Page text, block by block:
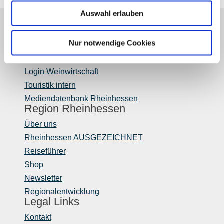
Auswahl erlauben
Nur notwendige Cookies
Partner
Fachhandel
Login Weinwirtschaft
Touristik intern
Mediendatenbank Rheinhessen
Region Rheinhessen
Über uns
Rheinhessen AUSGEZEICHNET
Reiseführer
Shop
Newsletter
Regionalentwicklung
Legal Links
Kontakt